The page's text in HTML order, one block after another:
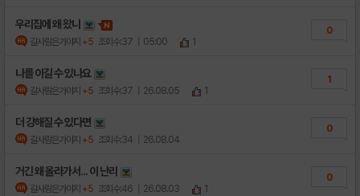
우리집에 왜 왔니
갈사람은가야지 +5 조회수:37 | 05:00 1
0
나를 이길 수 있나요
갈사람은가야지 +5 조회수:37 | 26.08.05 1
1
더 강해질 수 있다면
갈사람은가야지 +5 조회수:34 | 26.08.04
0
거긴 왜 올라가서... 이 난리
갈사람은가야지 +5 조회수:46 | 26.08.03 1
0